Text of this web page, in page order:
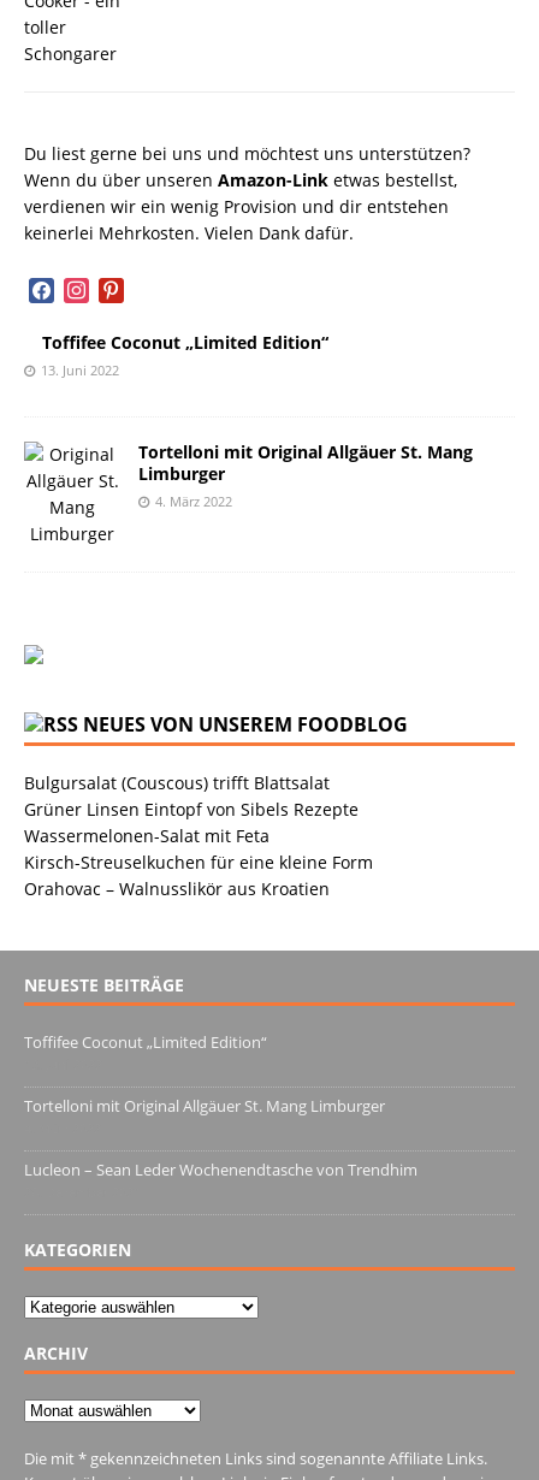
Du liest gerne bei uns und möchtest uns unterstützen?
Wenn du über unseren Amazon-Link etwas bestellst,
verdienen wir ein wenig Provision und dir entstehen
keinerlei Mehrkosten. Vielen Dank dafür.
facebookinstagram
pinterest
Toffifee Coconut „Limited Edition“
13. Juni 2022
Tortelloni mit Original Allgäuer St. Mang
Limburger
4. März 2022
NEUES VON UNSEREM FOODBLOG
Bulgursalat (Couscous) trifft Blattsalat
Grüner Linsen Eintopf von Sibels Rezepte
Wassermelonen-Salat mit Feta
Kirsch-Streuselkuchen für eine kleine Form
Orahovac – Walnusslikör aus Kroatien
NEUESTE BEITRÄGE
Toffifee Coconut „Limited Edition“
Tortelloni mit Original Allgäuer St. Mang Limburger
Lucleon – Sean Leder Wochenendtasche von Trendhim
KATEGORIEN
Kategorien
ARCHIV
Archiv
Die mit * gekennzeichneten Links sind sogenannte Affiliate Links.